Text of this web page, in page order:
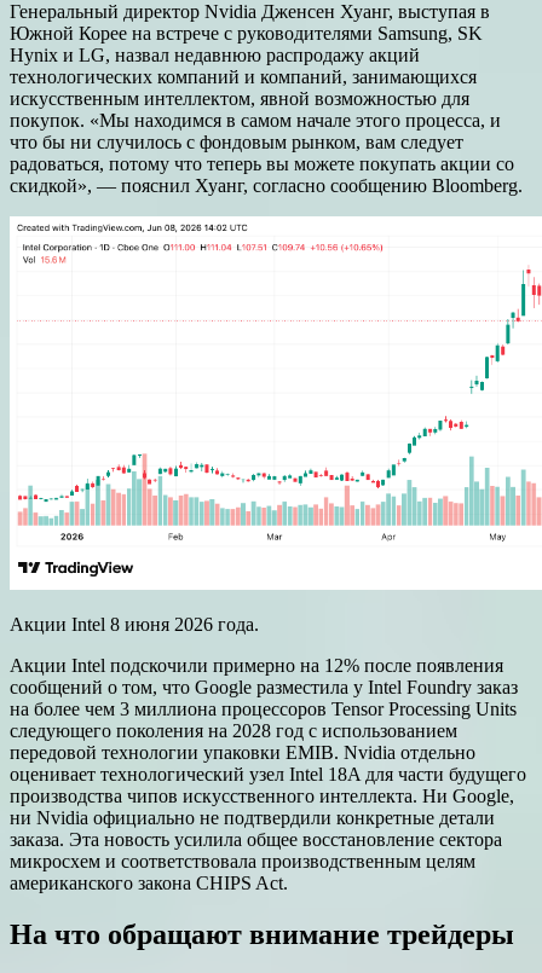
Генеральный директор Nvidia Дженсен Хуанг, выступая в
Южной Корее на встрече с руководителями Samsung, SK
Hynix и LG, назвал недавнюю распродажу акций
технологических компаний и компаний, занимающихся
искусственным интеллектом, явной возможностью для
покупок. «Мы находимся в самом начале этого процесса, и
что бы ни случилось с фондовым рынком, вам следует
радоваться, потому что теперь вы можете покупать акции со
скидкой», — пояснил Хуанг, согласно сообщению Bloomberg.
Акции Intel 8 июня 2026 года.
Акции Intel подскочили примерно на 12% после появления
сообщений о том, что Google разместила у Intel Foundry заказ
на более чем 3 миллиона процессоров Tensor Processing Units
следующего поколения на 2028 год с использованием
передовой технологии упаковки EMIB. Nvidia отдельно
оценивает технологический узел Intel 18A для части будущего
производства чипов искусственного интеллекта. Ни Google,
ни Nvidia официально не подтвердили конкретные детали
заказа. Эта новость усилила общее восстановление сектора
микросхем и соответствовала производственным целям
американского закона CHIPS Act.
На что обращают внимание трейдеры